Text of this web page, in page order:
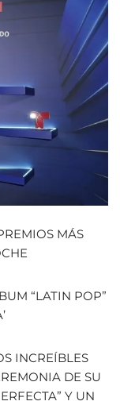
MÁS
“LATIN POP”
INCREÍBLES
DE SU
Y UN